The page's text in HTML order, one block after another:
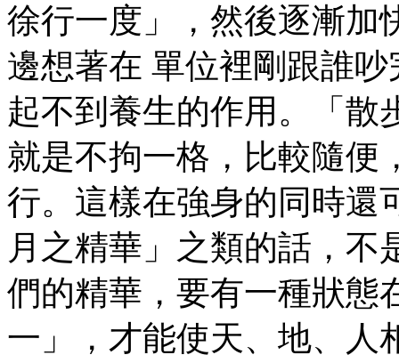
徐行一度」，然後逐漸加
邊想著在 單位裡剛跟誰
起不到養生的作用。「散
就是不拘一格，比較隨便
行。這樣在強身的同時還
月之精華」之類的話，不
們的精華，要有一種狀態
一」，才能使天、地、人